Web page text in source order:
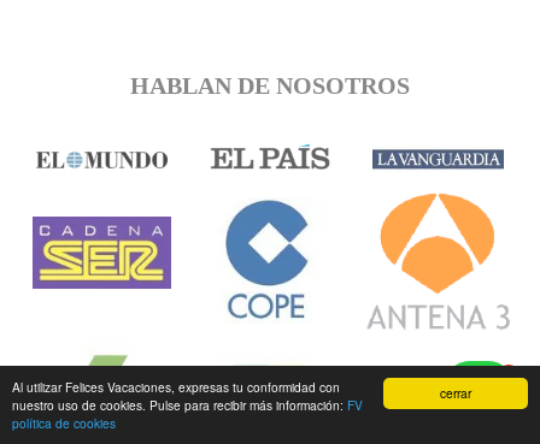
cerrar
Al utilizar Felices Vacaciones, expresas tu conformidad con
nuestro uso de cookies. Pulse para recibir más información: FV
política de cookies
HABLAN DE NOSOTROS
1